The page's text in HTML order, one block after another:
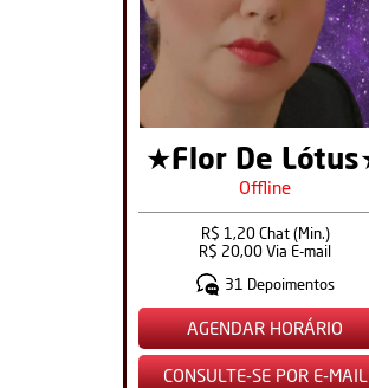
★Flor De
Offline
R$ 1,20 Chat (Min.)
R$ 20,00 Via E-mail
31 Depoimentos
AGENDAR HORÁRIO
CONSULTE-SE POR E-MAIL